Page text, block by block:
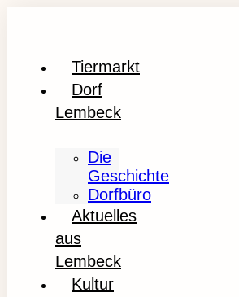
Tiermarkt
Dorf
Lembeck
Die
Geschichte
Dorfbüro
Aktuelles
aus
Lembeck
Kultur